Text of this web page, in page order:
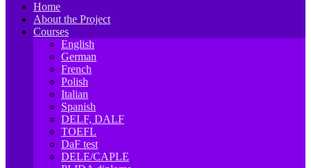
Home
About the Project
Courses
English
German
French
Polish
Italian
Spanish
DELF, DALF
TOEFL
DaF test
DELE/CAPLE